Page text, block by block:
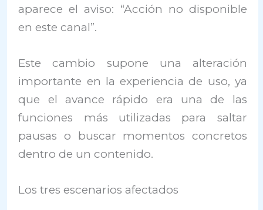
aparece el aviso: “Acción no disponible
en este canal”.
Este cambio supone una alteración
importante en la experiencia de uso, ya
que el avance rápido era una de las
funciones más utilizadas para saltar
pausas o buscar momentos concretos
dentro de un contenido.
Los tres escenarios afectados